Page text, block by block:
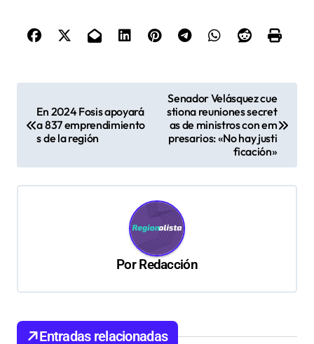
e
g
d
En 2024 Fosis apoyará
a 837 emprendimiento
s de la región
Senador Velásquez cue
stiona reuniones secret
as de ministros con em
presarios: «No hay justi
ficación»
PorRedacción
Entradas relacionadas